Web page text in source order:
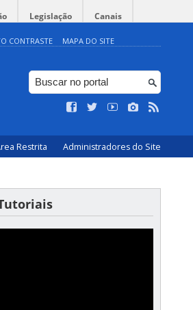
Legislação Canais
CONTRASTE MAPA DO SITE
Restrita Administradores do Site